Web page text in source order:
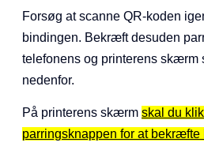
Forsøg at scanne QR-koden
bindingen. Bekræft desuden
telefonens og printerens skærm
nedenfor.
På printerens skærm skal du
parringsknappen for at bekræfte